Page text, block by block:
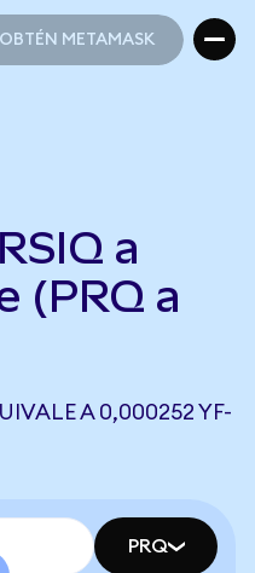
OBTÉN METAMASK
a
(PRQ a
A 0,000252 YF-
PRQ